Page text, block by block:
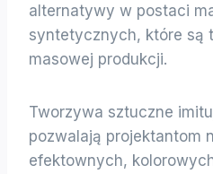
alternatywy w postaci
syntetycznych, które są
masowej produkcji.
Tworzywa sztuczne
pozwalają projektantom
efektownych,